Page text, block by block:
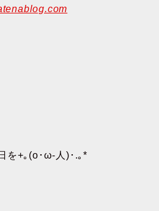
を+｡(o･ω-人)･.｡*